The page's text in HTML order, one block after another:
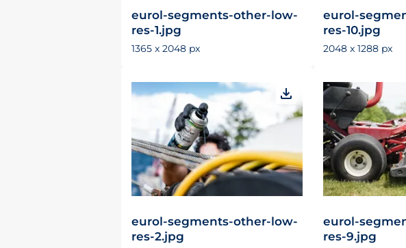
eurol-segments-other-low-
res-1.jpg
1365 x 2048 px
eurol-
res-10.jpg
2048 x 1288 px
eurol-segments-other-low-
res-2.jpg
eurol-
res-9.jpg